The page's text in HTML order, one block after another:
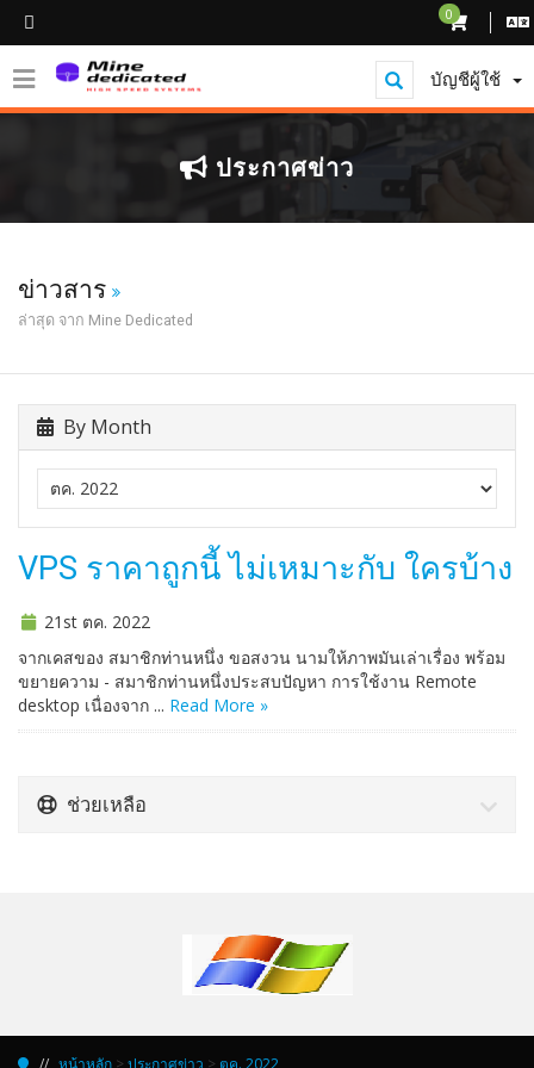
0
บัญชีผู้ใช้
ประกาศข่าว
ข่าวสาร
ล่าสุด จาก Mine Dedicated
By Month
VPS ราคาถูกนี้ ไม่เหมาะกับ ใครบ้าง
21st ตค. 2022
จากเคสของ สมาชิกท่านหนึ่ง ขอสงวน นามให้ภาพมันเล่าเรื่อง พร้อม
ขยายความ - สมาชิกท่านหนึ่งประสบปัญหา การใช้งาน Remote
desktop เนื่องจาก ... Read More »
ช่วยเหลือ
หน้าหลัก > ประกาศข่าว > ตค. 2022